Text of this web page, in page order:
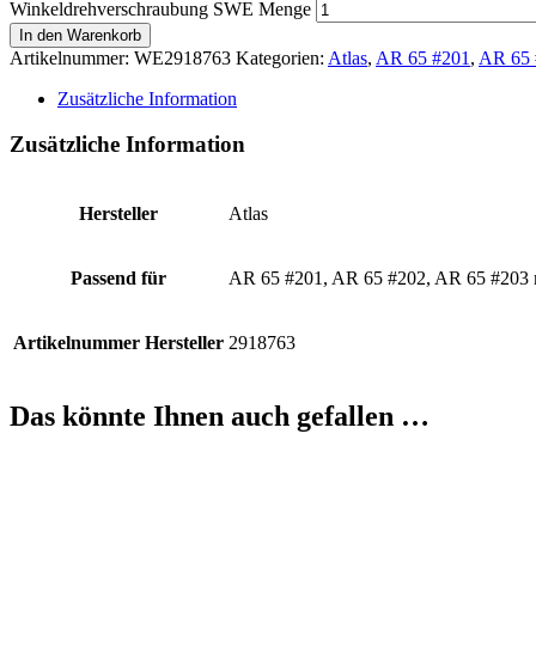
Winkeldrehverschraubung SWE Menge
In den Warenkorb
Artikelnummer: WE2918763 Kategorien: Atlas, AR 65 #201 , AR 65
Zusätzliche Information
Zusätzliche Information
Hersteller Atlas
Passend für AR 65 #201, AR 65 #202, AR 65
Artikelnummer Hersteller 2918763
Das könnte Ihnen auch gefallen …